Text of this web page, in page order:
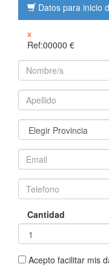
Datos para inicio
x
Ref:00000 €
Cantidad
Acepto facilitar mis